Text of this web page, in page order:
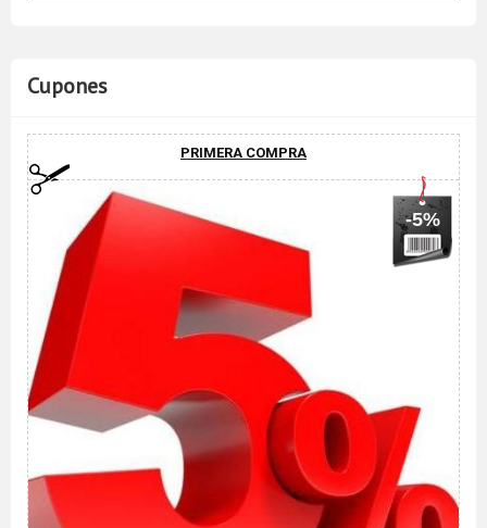
Cupones
PRIMERA COMPRA
-5%